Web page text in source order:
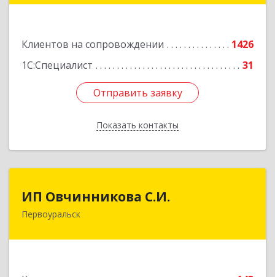
Клиентов на сопровождении
1426
1С:Специалист
31
Отправить заявку
Показать контакты
Отправить заявку
Назад
ИП Овчинникова С.И.
Первоуральск
623119, Свердловская обл, Первоуральск г,